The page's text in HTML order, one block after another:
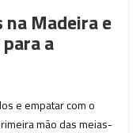
Madeira e
a
e empatar com o
mão das meias-